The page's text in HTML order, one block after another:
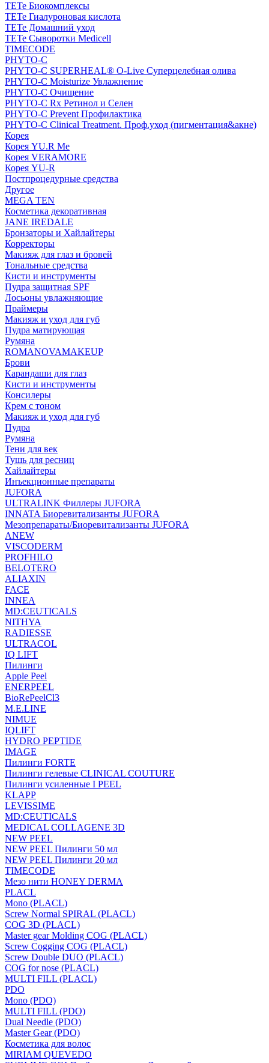
TETe Биокомплексы
TETe Гиалуроновая кислота
TETe Домашний уход
TETe Сыворотки Medicell
TIMECODE
PHYTO-C
PHYTO-C SUPERHEAL® O-Live Суперцелебная олива
PHYTO-C Moisturize Увлажнение
PHYTO-C Очищение
PHYTO-C Rx Ретинол и Селен
PHYTO-C Prevent Профилактика
PHYTO-C Clinical Treatment. Проф.уход (пигментация&акне)
Корея
Корея YU.R Me
Корея VERAMORE
Корея YU-R
Постпроцедурные средства
Другое
MEGA TEN
Косметика декоративная
JANE IREDALE
Бронзаторы и Хайлайтеры
Корректоры
Макияж для глаз и бровей
Тональные средства
Кисти и инструменты
Пудра защитная SPF
Лосьоны увлажняющие
Праймеры
Макияж и уход для губ
Пудра матирующая
Румяна
ROMANOVAMAKEUP
Брови
Карандаши для глаз
Кисти и инструменты
Консилеры
Крем с тоном
Макияж и уход для губ
Пудра
Румяна
Тени для век
Тушь для ресниц
Хайлайтеры
Инъекционные препараты
JUFORA
ULTRALINK Филлеры JUFORA
INNATA Биоревитализанты JUFORA
Мезопрепараты/Биоревитализанты JUFORA
ANEW
VISCODERM
PROFHILO
BELOTERO
ALIAXIN
FACE
INNEA
MD:CEUTICALS
NITHYA
RADIESSE
ULTRACOL
IQ LIFT
Пилинги
Apple Peel
ENERPEEL
BioRePeelCl3
M.E.LINE
NIMUE
IQLIFT
HYDRO PEPTIDE
IMAGE
Пилинги FORTE
Пилинги гелевые CLINICAL COUTURE
Пилинги усиленные I PEEL
KLAPP
LEVISSIME
MD:CEUTICALS
MEDICAL COLLAGENE 3D
NEW PEEL
NEW PEEL Пилинги 50 мл
NEW PEEL Пилинги 20 мл
TIMECODE
Мезо нити HONEY DERMA
PLACL
Mono (PLACL)
Screw Normal SPIRAL (PLACL)
COG 3D (PLACL)
Master gear Molding COG (PLACL)
Screw Cogging COG (PLACL)
Screw Double DUO (PLACL)
COG for nose (PLACL)
MULTI FILL (PLACL)
PDO
Mono (PDO)
MULTI FILL (PDO)
Dual Needle (PDO)
Master Gear (PDO)
Косметика для волос
MIRIAM QUEVEDO